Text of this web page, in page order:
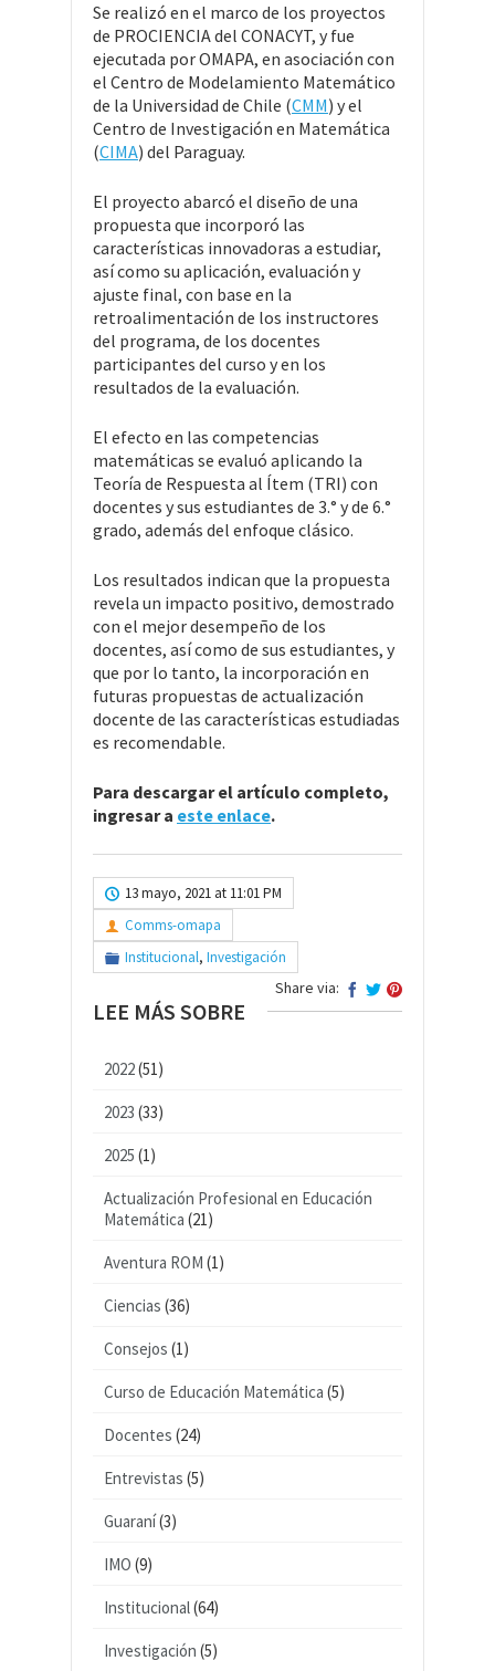
Se realizó en el marco de los proyectos
de PROCIENCIA del CONACYT, y fue
ejecutada por OMAPA, en asociación con
el Centro de Modelamiento Matemático
de la Universidad de Chile (CMM) y el
Centro de Investigación en Matemática
(CIMA) del Paraguay.
El proyecto abarcó el diseño de una
propuesta que incorporó las
características innovadoras a estudiar,
así como su aplicación, evaluación y
ajuste final, con base en la
retroalimentación de los instructores
del programa, de los docentes
participantes del curso y en los
resultados de la evaluación.
El efecto en las competencias
matemáticas se evaluó aplicando la
Teoría de Respuesta al Ítem (TRI) con
docentes y sus estudiantes de 3.° y de 6.°
grado, además del enfoque clásico.
Los resultados indican que la propuesta
revela un impacto positivo, demostrado
con el mejor desempeño de los
docentes, así como de sus estudiantes, y
que por lo tanto, la incorporación en
futuras propuestas de actualización
docente de las características estudiadas
es recomendable.
Para descargar el artículo completo,
ingresar a este enlace.
13 mayo, 2021 at 11:01 PM
Comms-omapa
Institucional, Investigación
Share via:
LEE MÁS SOBRE
2022(51)
2023 (33)
2025 (1)
Actualización Profesional en Educación
Matemática (21)
Aventura ROM (1)
Ciencias (36)
Consejos (1)
Curso de Educación Matemática (5)
Docentes (24)
Entrevistas (5)
Guaraní(3)
IMO (9)
Institucional(64)
Investigación (5)